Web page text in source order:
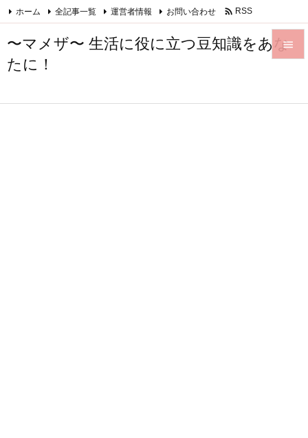
〜マメザ〜 生活に役に立つ豆知識をあな
たに！


ホーム 全記事一覧 運営者情報 お問い合わせ  RSS